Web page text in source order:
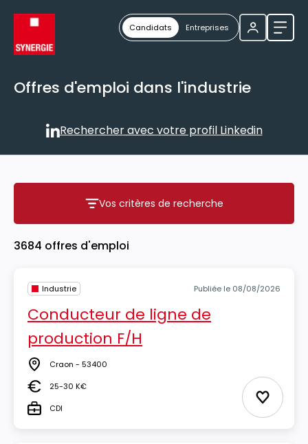
Candidats Entreprises
Offres d'emploi dans l'industrie
Rechercher avec votre
Rechercher avec votre profil Linkedin
Vos critères de recherche
Vos critères de recherche
3684 offres d'emploi
Industrie Publiée le 08/08/2026
Conducteur de ligne de
production F/H
Lieu Craon - 53400
Salaire25-30 K€
TypeCDI Ajouter